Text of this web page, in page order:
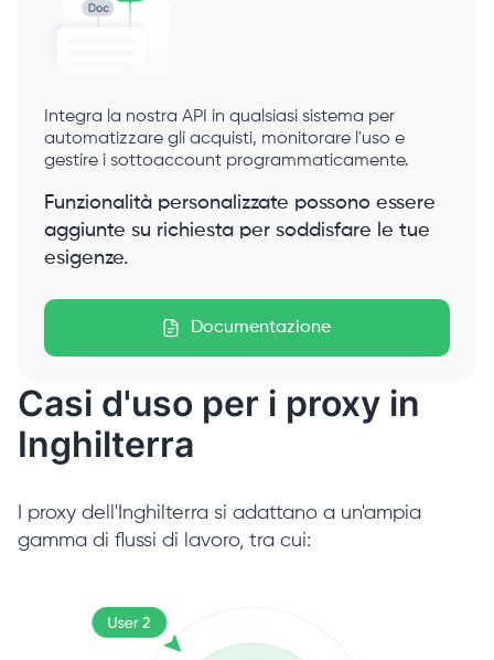
Integra la nostra API in qualsiasi sistema per
automatizzare gli acquisti, monitorare l'uso e
gestire i sottoaccount programmaticamente.
Funzionalità personalizzate possono essere
aggiunte su richiesta per soddisfare le tue
esigenze.
Documentazione
Casi d'uso per i proxy in
Inghilterra
I proxy dell'Inghilterra si adattano a un'ampia
gamma di flussi di lavoro, tra cui: